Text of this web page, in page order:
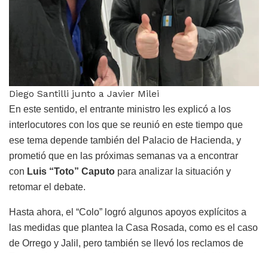
Diego Santilli junto a Javier Milei
En este sentido, el entrante ministro les explicó a los
interlocutores con los que se reunió en este tiempo que
ese tema depende también del Palacio de Hacienda, y
prometió que en las próximas semanas va a encontrar
con Luis “Toto” Caputo para analizar la situación y
retomar el debate.
Hasta ahora, el “Colo” logró algunos apoyos explícitos a
las medidas que plantea la Casa Rosada, como es el caso
de Orrego y Jalil, pero también se llevó los reclamos de